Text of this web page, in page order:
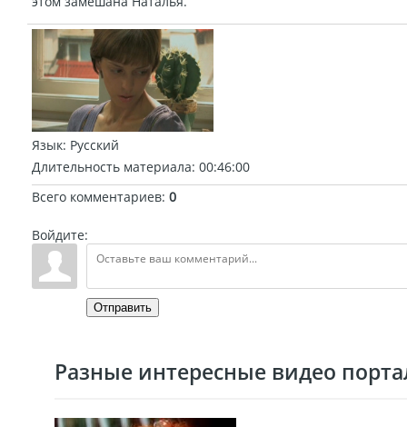
Язык: Русский
Длительность материала: 00:46:00
Всего комментариев: 0
Войдите:
Отправить
Разные интересные видео